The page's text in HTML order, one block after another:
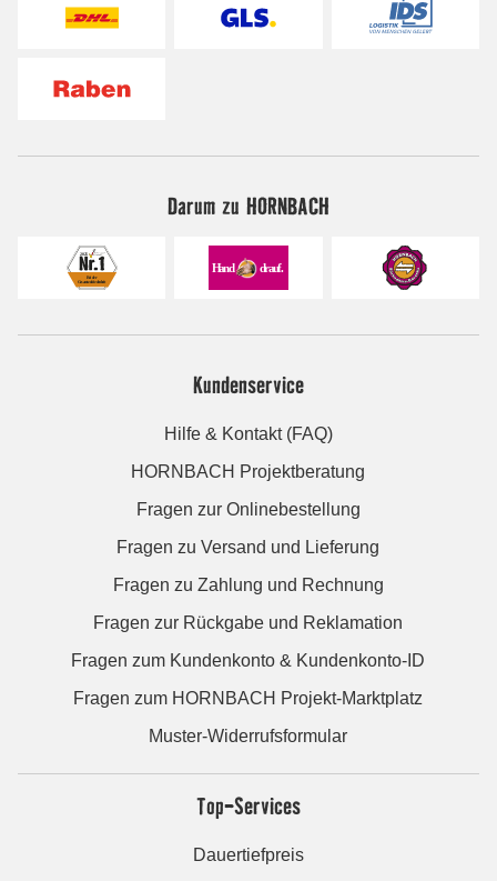
Darum zu HORNBACH
Kundenservice
Hilfe & Kontakt (FAQ)
HORNBACH Projektberatung
Fragen zur Onlinebestellung
Fragen zu Versand und Lieferung
Fragen zu Zahlung und Rechnung
Fragen zur Rückgabe und Reklamation
Fragen zum Kundenkonto & Kundenkonto-ID
Fragen zum HORNBACH Projekt-Marktplatz
Muster-Widerrufsformular
Top-Services
Dauertiefpreis